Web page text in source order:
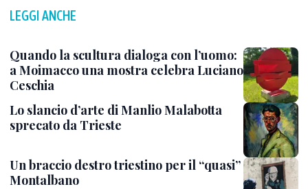
LEGGI ANCHE
Quando la scultura dialoga con l’uomo:
a Moimacco una mostra celebra Luciano
Ceschia
Lo slancio d’arte di Manlio Malabotta
sprecato da Trieste
Un braccio destro triestino per il “quasi”
Montalbano